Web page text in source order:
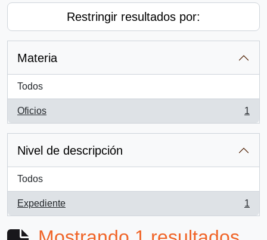
Restringir resultados por:
Materia
Todos
Oficios
, 1 resultados
1
Nivel de descripción
Todos
Expediente
, 1 resultados
1